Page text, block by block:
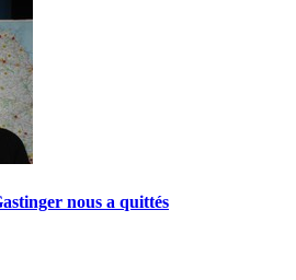
nous a quittés